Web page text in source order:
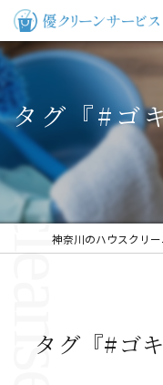
タグ『#ゴ
神奈川のハウスクリ
タグ『#ゴ